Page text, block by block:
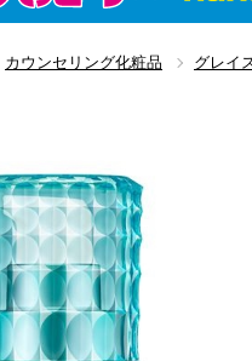
カウンセリング化粧品 グレイ